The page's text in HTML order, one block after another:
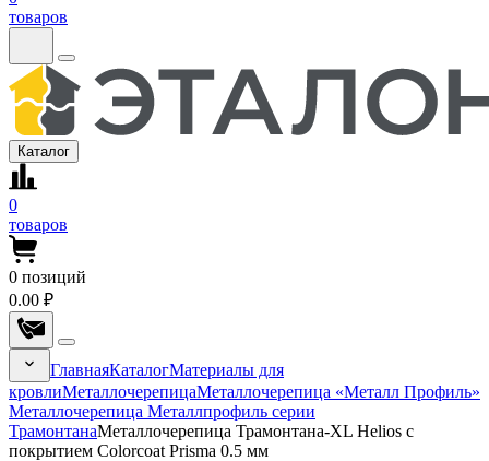
товаров
Каталог
0
товаров
0 позиций
0.00 ₽
ГлавнаяКаталогМатериалы для
кровлиМеталлочерепицаМеталлочерепица «Металл Профиль»
Металлочерепица Металлпрофиль серии
ТрамонтанаМеталлочерепица Трамонтана-XL Helios с
покрытием Colorcoat Prisma 0.5 мм